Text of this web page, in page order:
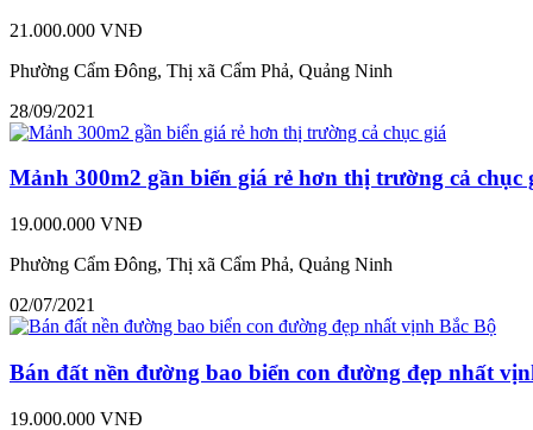
21.000.000 VNĐ
Phường Cẩm Ðông, Thị xã Cẩm Phả, Quảng Ninh
28/09/2021
Mảnh 300m2 gần biển giá rẻ hơn thị trường cả chục
19.000.000 VNĐ
Phường Cẩm Ðông, Thị xã Cẩm Phả, Quảng Ninh
02/07/2021
Bán đất nền đường bao biển con đường đẹp nhất
19.000.000 VNĐ